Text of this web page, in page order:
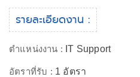
รายละเอียดงาน :
ตำแหน่งงาน : IT Support
อัตราที่รับ : 1 อัตรา